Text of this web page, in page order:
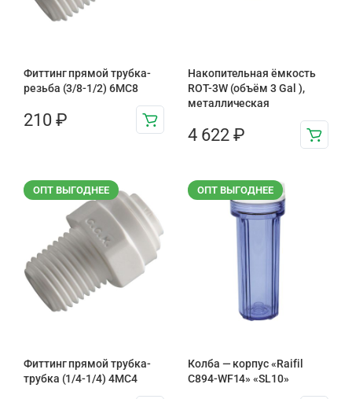
Фиттинг прямой трубка-
резьба (3/8-1/2) 6MC8
210 ₽
Накопительная ёмкость
ROT-3W (объём 3 Gal ),
металлическая
4 622 ₽
ОПТ ВЫГОДНЕЕ
Фиттинг прямой трубка-
трубка (1/4-1/4) 4MC4
ОПТ ВЫГОДНЕЕ
Колба — корпус «Raifil
C894-WF14» «SL10»